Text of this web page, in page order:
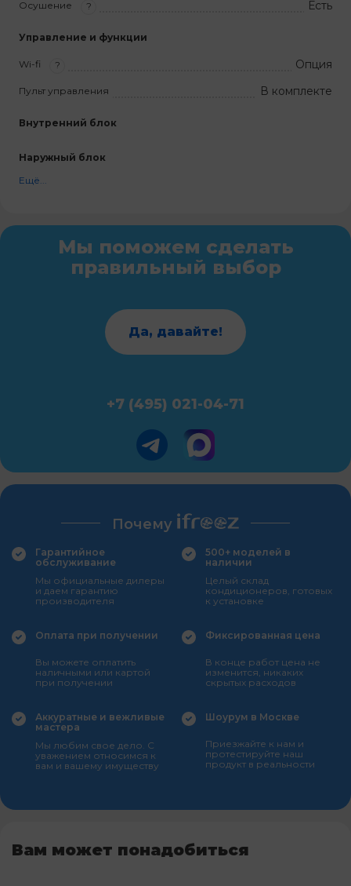
Осушение ? Есть
Управление и функции
Wi-fi ? Опция
Пульт управления В комплекте
Внутренний блок
Наружный блок
Ещё...
Мы поможем сделать
правильный выбор
Да, давайте!
+7 (495) 021-04-71
Почему
Гарантийное
обслуживание
Мы официальные дилеры
и даем гарантию
производителя
500+ моделей в
наличии
Целый склад
кондиционеров, готовых
к установке
Оплата при получении
Вы можете оплатить
наличными или картой
при получении
Фиксированная цена
В конце работ цена не
изменится, никаких
скрытых расходов
Аккуратные и вежливые
мастера
Мы любим свое дело. С
уважением относимся к
вам и вашему имуществу
Шоурум в Москве
Приезжайте к нам и
протестируйте наш
продукт в реальности
Вам может понадобиться